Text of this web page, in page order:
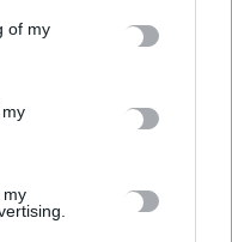
of my
my
«έκπτωση» 25%
σε ζωντανή μετάδοση